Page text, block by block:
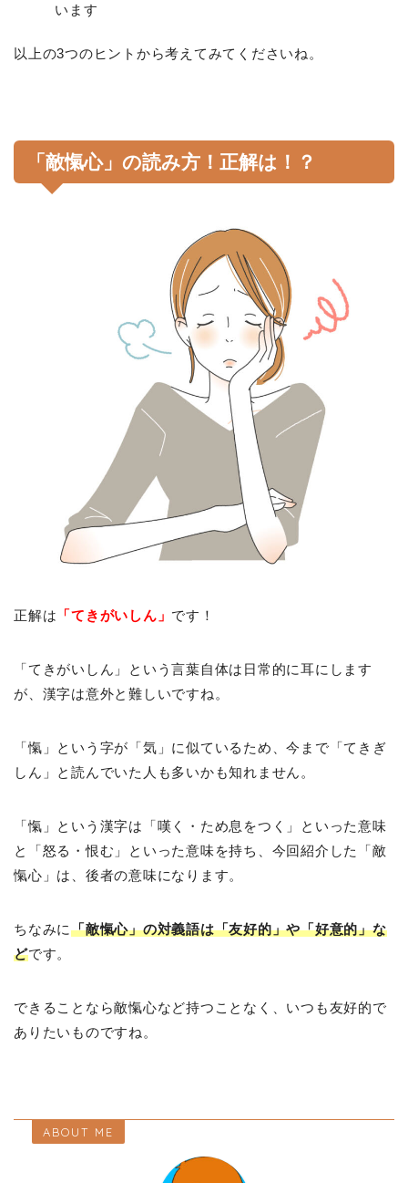
います
以上の3つのヒントから考えてみてくださいね。
「敵愾心」の読み方！正解は！？
正解は 「てきがいしん」 です！
「てきがいしん」という言葉自体は日常的に耳にします
が、漢字は意外と難しいですね。
「愾」という字が「気」に似ているため、今まで「てきぎ
しん」と読んでいた人も多いかも知れません。
「愾」という漢字は「嘆く・ため息をつく」といった意味
と「怒る・恨む」といった意味を持ち、今回紹介した「敵
愾心」は、後者の意味になります。
ちなみに「敵愾心」の対義語は「友好的」や「好意的」な
どです。
できることなら敵愾心など持つことなく、いつも友好的で
ありたいものですね。
ABOUT ME